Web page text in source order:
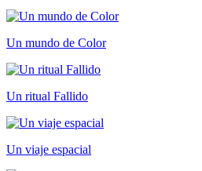
Un mundo de Color
Un ritual Fallido
Un viaje espacial